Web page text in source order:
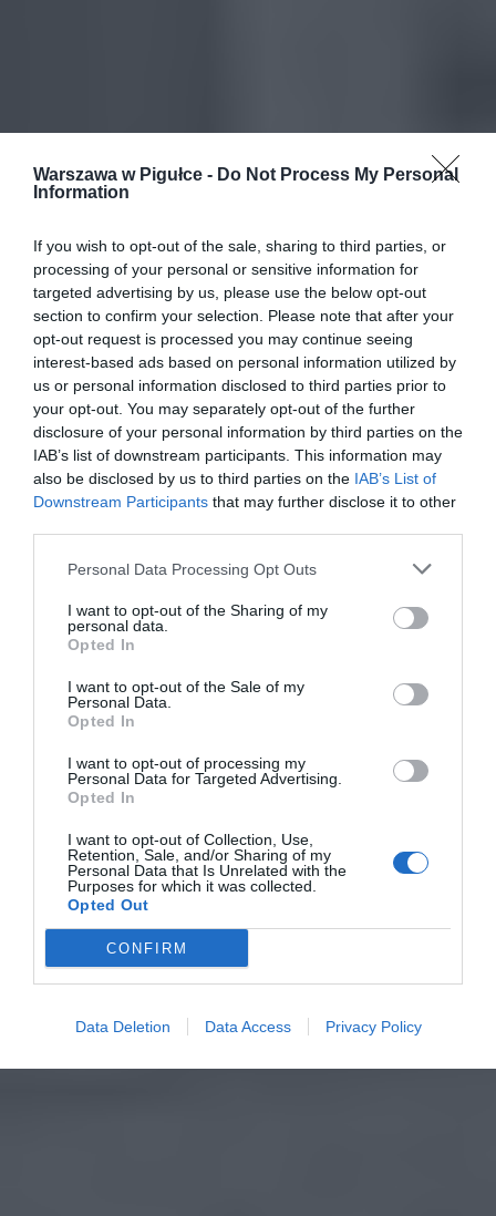
Warszawa w Pigułce - Do Not Process My Personal
Information
If you wish to opt-out of the sale, sharing to third parties, or
processing of your personal or sensitive information for
targeted advertising by us, please use the below opt-out
section to confirm your selection. Please note that after your
opt-out request is processed you may continue seeing
interest-based ads based on personal information utilized by
us or personal information disclosed to third parties prior to
your opt-out. You may separately opt-out of the further
disclosure of your personal information by third parties on the
IAB’s list of downstream participants. This information may
also be disclosed by us to third parties on the IAB’s List of
Downstream Participants that may further disclose it to other
Personal Data Processing Opt Outs
I want to opt-out of the Sharing of my
personal data.
Opted In
I want to opt-out of the Sale of my
Personal Data.
Opted In
I want to opt-out of processing my
Personal Data for Targeted Advertising.
Opted In
I want to opt-out of Collection, Use,
Retention, Sale, and/or Sharing of my
Personal Data that Is Unrelated with the
Purposes for which it was collected.
Opted Out
CONFIRM
Data Deletion Data Access Privacy Policy